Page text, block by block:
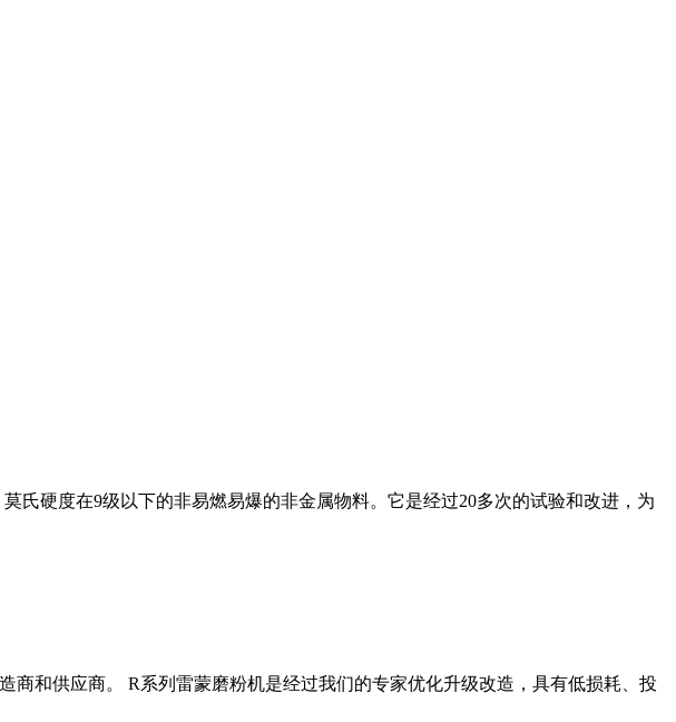
氏硬度在9级以下的非易燃易爆的非金属物料。它是经过20多次的试验和改进，为
和供应商。 R系列雷蒙磨粉机是经过我们的专家优化升级改造，具有低损耗、投